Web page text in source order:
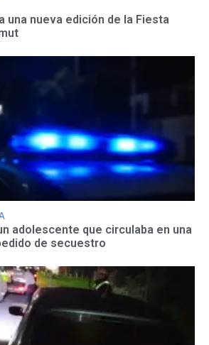
una nueva edición de la Fiesta
adolescente que circulaba en una
de secuestro